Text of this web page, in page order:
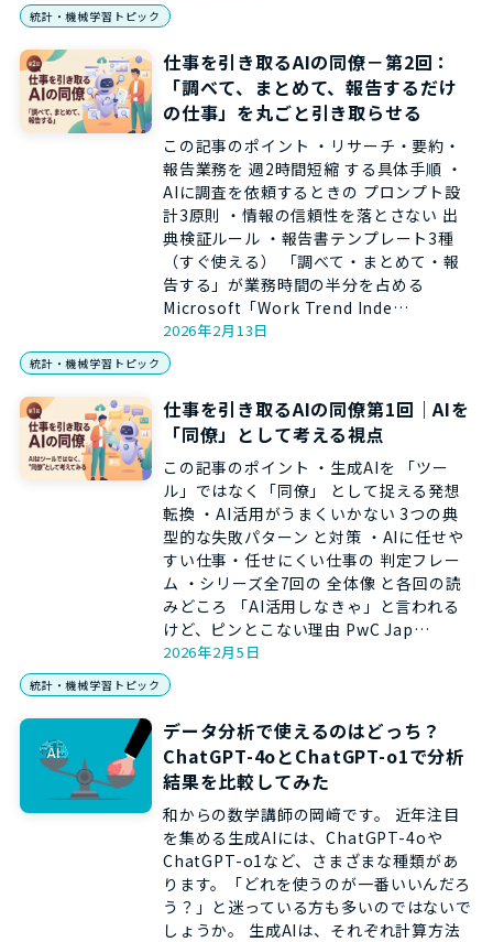
統計・機械学習トピック
仕事を引き取るAIの同僚－第2回：
「調べて、まとめて、報告するだけ
の仕事」を丸ごと引き取らせる
この記事のポイント ・リサーチ・要約・
報告業務を 週2時間短縮 する具体手順 ・
AIに調査を依頼するときの プロンプト設
計3原則 ・情報の信頼性を落とさない 出
典検証ルール ・報告書テンプレート3種
（すぐ使える） 「調べて・まとめて・報
告する」が業務時間の半分を占める
Microsoft「Work Trend Inde…
2026年2月13日
統計・機械学習トピック
仕事を引き取るAIの同僚第1回｜AIを
「同僚」として考える視点
この記事のポイント ・生成AIを 「ツー
ル」ではなく「同僚」 として捉える発想
転換 ・AI活用がうまくいかない 3つの典
型的な失敗パターン と対策 ・AIに任せや
すい仕事・任せにくい仕事の 判定フレー
ム ・シリーズ全7回の 全体像 と各回の読
みどころ 「AI活用しなきゃ」と言われる
けど、ピンとこない理由 PwC Jap…
2026年2月5日
統計・機械学習トピック
データ分析で使えるのはどっち？
ChatGPT-4oとChatGPT-o1で分析
結果を比較してみた
和からの数学講師の岡﨑です。 近年注目
を集める生成AIには、ChatGPT-4oや
ChatGPT-o1など、さまざまな種類があ
ります。「どれを使うのが一番いいんだろ
う？」と迷っている方も多いのではないで
しょうか。 生成AIは、それぞれ計算方法